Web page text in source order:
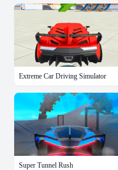
Extreme Car Driving Simulator
Super Tunnel Rush